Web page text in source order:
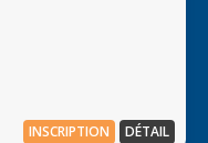
INSCRIPTION DÉTAIL